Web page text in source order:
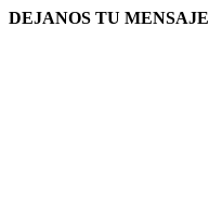
DEJANOS TU MENSAJE